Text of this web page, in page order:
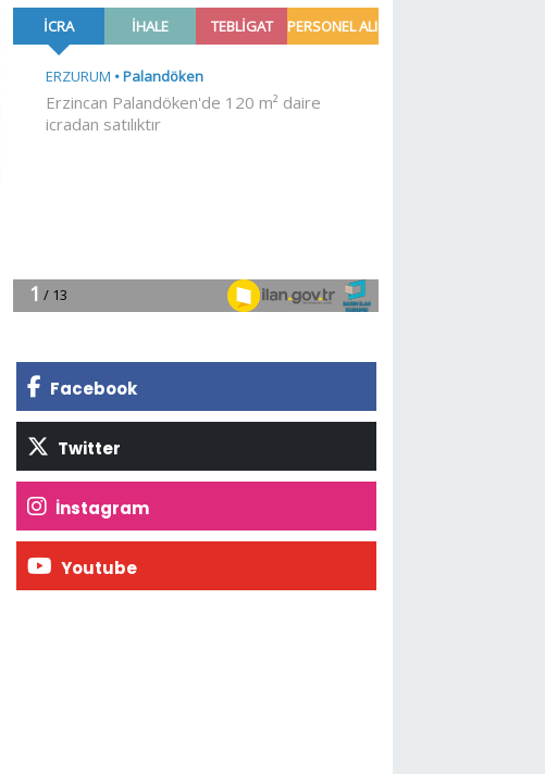
Facebook
Twitter
İnstagram
Youtube